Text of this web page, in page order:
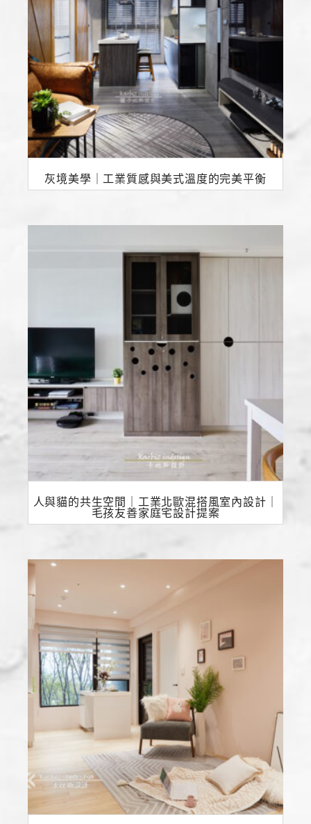
灰境美學｜工業質感與美式溫度的完美平衡
人與貓的共生空間｜工業北歐混搭風室內設計｜
毛孩友善家庭宅設計提案